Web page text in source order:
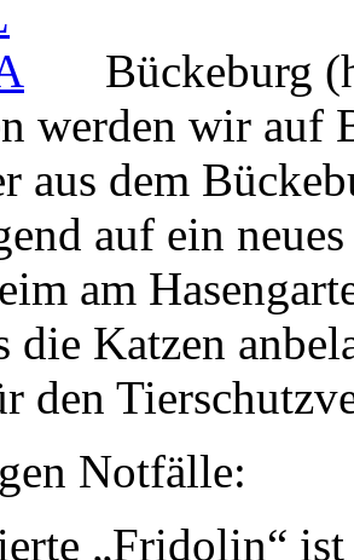
Bückeburg
werden wir auf
aus dem
auf ein
am
die Katzen
den
Notfälle:
„Fridolin“